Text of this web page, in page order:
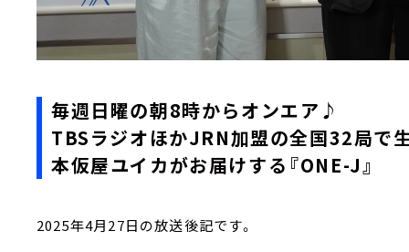
毎週日曜の朝8時からオンエア♪
TBSラジオほかJRN加盟の全国32局で
本仮屋ユイカがお届けする『ONE-J』
2025年4月27日の放送後記です。